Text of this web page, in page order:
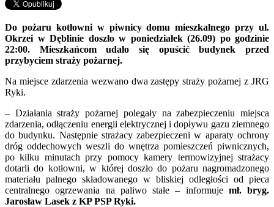
Do pożaru kotłowni w piwnicy domu mieszkalnego przy ul.
Okrzei w Dęblinie doszło w poniedziałek (26.09) po godzinie
22:00. Mieszkańcom udało się opuścić budynek przed
przybyciem straży pożarnej.
Na miejsce zdarzenia wezwano dwa zastępy straży pożarnej z JRG
Ryki.
– Działania straży pożarnej polegały na zabezpieczeniu miejsca
zdarzenia, odłączeniu energii elektrycznej i dopływu gazu ziemnego
do budynku. Następnie strażacy zabezpieczeni w aparaty ochrony
dróg oddechowych weszli do wnętrza pomieszczeń piwnicznych,
po kilku minutach przy pomocy kamery termowizyjnej strażacy
dotarli do kotłowni, w której doszło do pożaru nagromadzonego
materiału palnego składowanego w bliskiej odległości od pieca
centralnego ogrzewania na paliwo stałe – informuje mł. bryg.
Jarosław Lasek z KP PSP Ryki.